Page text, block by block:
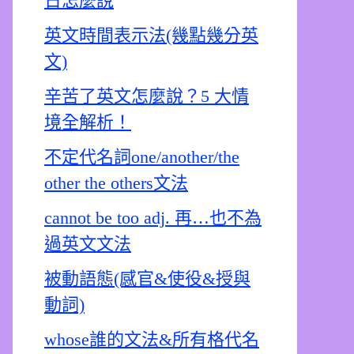
英文時間表示法(幾點幾分英
文)
辛苦了英文怎麼說？5 大情
境全解析！
不定代名詞one/another/the
other the others文法
cannot be too adj. 再…也不為
過英文文法
被動語態(感官&使役&授與
動詞)
whose誰的文法&所有格代名